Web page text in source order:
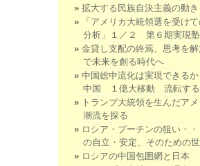
拡大する民族自決主義の動き
「アメリカ大統領選を受け
分析」１／２ 第６期実現塾
金貸し支配の終焉。思考を
で未来を創る時代へ
中国総中流化は実現できる
中国 １億大移動 流転する
トランプ大統領を生んだア
潮流を探る
ロシア・プーチンの狙い・
の自立・安定、そのための
ロシアの中国包囲網と日本